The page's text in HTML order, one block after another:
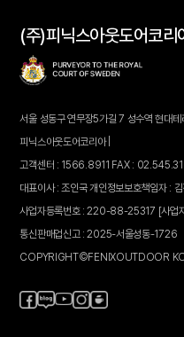
(주)피닉스아웃도어코리
서울 성동구 연무장5가길 7 성수역 현대
피닉스아웃도어코리아 |
고객센터 : 1566.8911 FAX :
대표이사 : 조인국 개인정보보호책임자 : 김
사업자등록번호 : 220-88-25317 [사업
통신판매업신고 : 2025-서울성동-1726
COPYRIGHT©FENIXOUTDOOR
페
이
블 유
튜
인
스
카
페